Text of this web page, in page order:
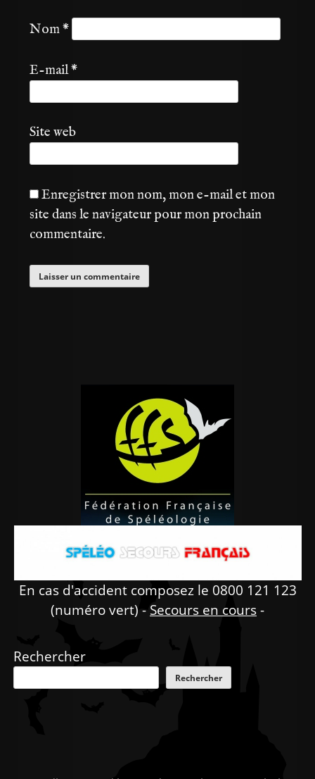
Nom*
E-mail*
Site web
Enregistrer mon nom, mon e-mail et mon
site dans le navigateur pour mon prochain
commentaire.
En cas d'accident composez le 0800 121 123
(numéro vert) - Secours en cours-
Rechercher
Rechercher